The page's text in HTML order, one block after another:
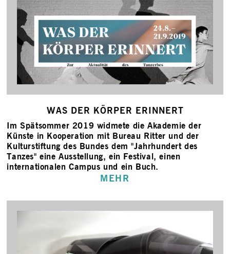
WAS DER KÖRPER ERINNERT
Im Spätsommer 2019 widmete die Akademie der
Künste in Kooperation mit Bureau Ritter und der
Kulturstiftung des Bundes dem "Jahrhundert des
Tanzes" eine Ausstellung, ein Festival, einen
internationalen Campus und ein Buch.
MEHR